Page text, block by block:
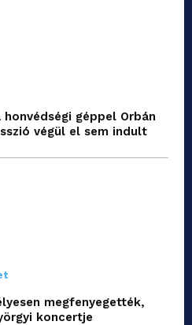
géppel Orbán
végül el sem indult
megfenyegették,
koncertje